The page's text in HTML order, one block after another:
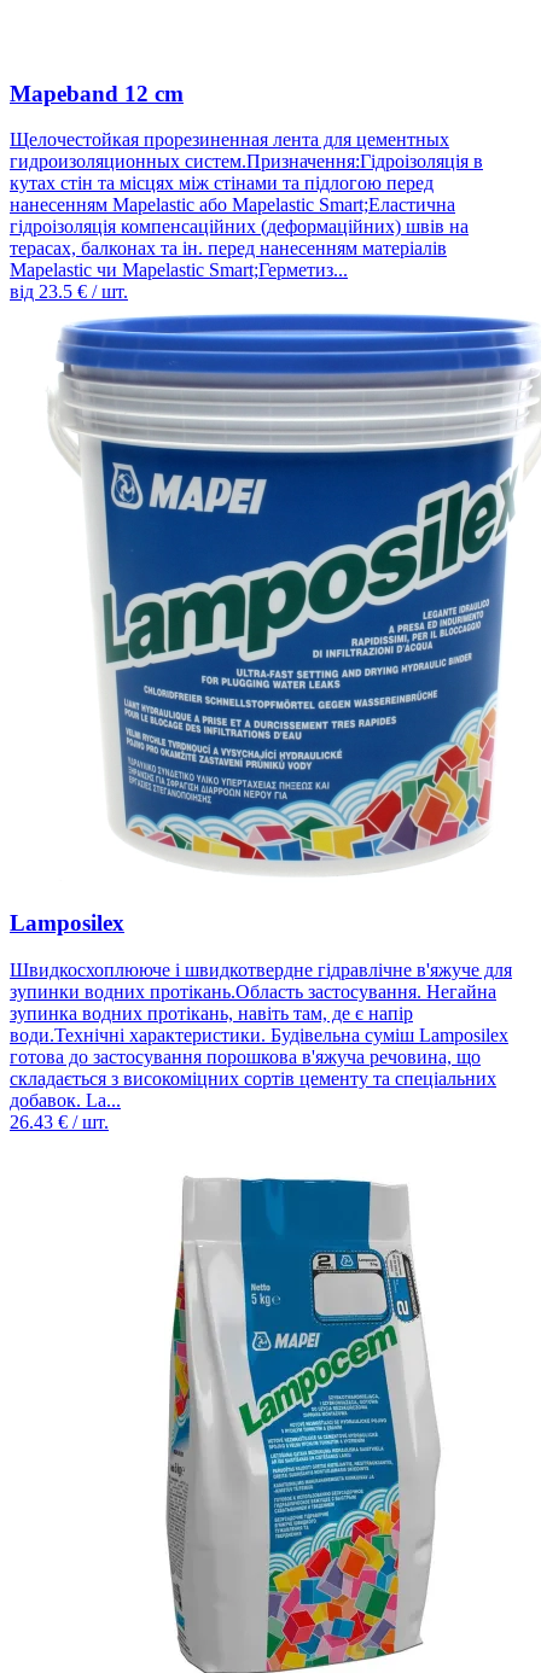
Mapeband 12 cm
Щелочестойкая прорезиненная лента для цементных
гидроизоляционных систем.Призначення:Гідроізоляція в
кутах стін та місцях між стінами та підлогою перед
нанесенням Mapelastic або Mapelastic Smart;Еластична
гідроізоляція компенсаційних (деформаційних) швів на
терасах, балконах та ін. перед нанесенням матеріалів
Mapelastic чи Mapelastic Smart;Герметиз...
від 23.5 € / шт.
Lamposilex
Швидкосхоплююче і швидкотвердне гідравлічне в'яжуче для
зупинки водних протікань.Область застосування. Негайна
зупинка водних протікань, навіть там, де є напір
води.Технічні характеристики. Будівельна суміш Lamposilex
готова до застосування порошкова в'яжуча речовина, що
складається з високоміцних сортів цементу та спеціальних
добавок. La...
26.43 € / шт.